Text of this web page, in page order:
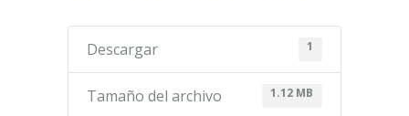
Descargar 1
Tamaño del archivo 1.12 MB